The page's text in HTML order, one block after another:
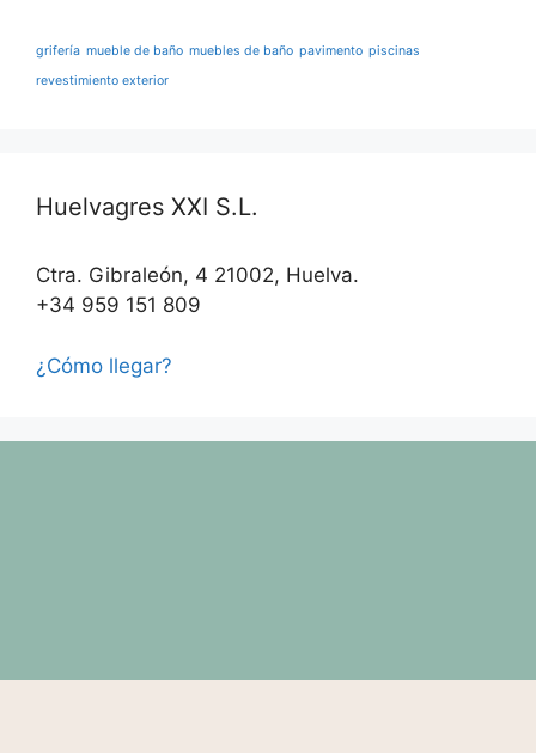
grifería mueble de baño muebles de baño pavimento piscinas
revestimiento exterior
Huelvagres XXI S.L.
Ctra. Gibraleón, 4 21002, Huelva.
+34 959 151 809
¿Cómo llegar?